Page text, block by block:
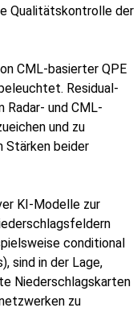
Qualitätskontrolle der
CML-basierter QPE
Residual-
Radar- und CML-
und zu
Stärken beider
KI-Modelle zur
conditional
sind in der Lage,
Niederschlagskarten
zu